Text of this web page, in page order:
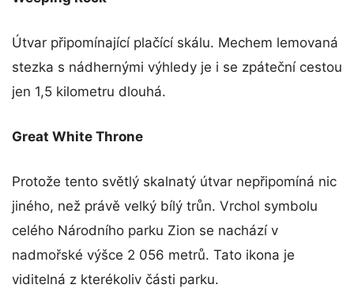
Útvar připomínající plačící skálu. Mechem lemovaná
stezka s nádhernými výhledy je i se zpáteční cestou
jen 1,5 kilometru dlouhá.
Great White Throne
Protože tento světlý skalnatý útvar nepřipomíná nic
jiného, než právě velký bílý trůn. Vrchol symbolu
celého Národního parku Zion se nachází v
nadmořské výšce 2 056 metrů. Tato ikona je
viditelná z kterékoliv části parku.